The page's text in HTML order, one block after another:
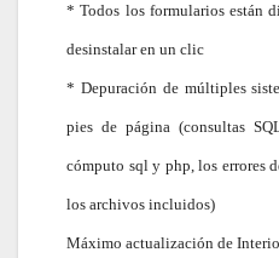
* Todos los formularios están
desinstalar en un clic
* Depuración de múltiples
pies de página (consultas
cómputo sql y php, los errores
los archivos incluidos)
Máximo actualización de